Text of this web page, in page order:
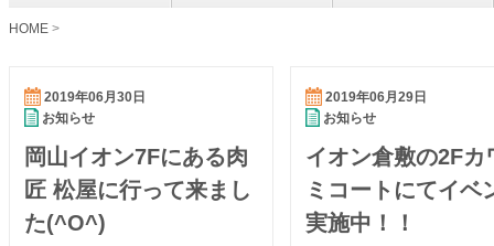
HOME >
2019年06月30日
お知らせ
岡山イオン7Fにある肉
匠 松屋に行って来まし
た(^O^)
2019年06月29日
お知らせ
イオン倉敷の2Fカ
ミコートにてイベ
実施中！！